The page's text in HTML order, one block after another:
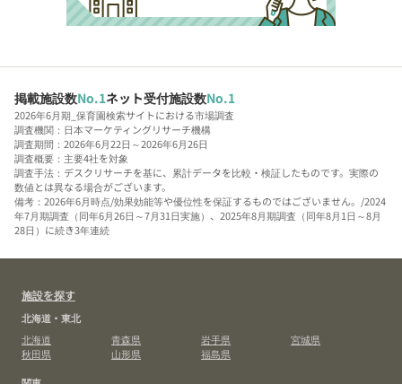
掲載施設数No.1ネット受付施設数No.1
2026年6月期_保育園検索サイトにおける市場調査
調査機関：日本マーケティングリサーチ機構
調査期間：2026年6月22日～2026年6月26日
調査概要：主要4社を対象
調査手法：デスクリサーチを基に、累計データを比較・検証したものです。実際の
数値とは異なる場合がございます。
備考：2026年6月時点/効果効能等や優位性を保証するものではございません。/2024
年7月期調査（同年6月26日～7月31日実施）、2025年8月期調査（同年8月1日～8月
28日）に続き3年連続
施設を探す
北海道・東北
北海道
青森県 岩手県
宮城県
秋田県
山形県
福島県